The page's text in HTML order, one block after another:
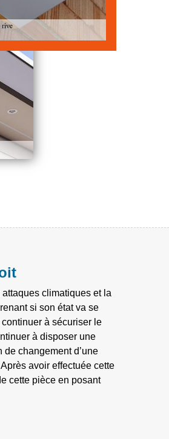
climatiques et la
si son état va se
à sécuriser le
à disposer une
changement d’une
avoir effectuée cette
cette pièce en posant